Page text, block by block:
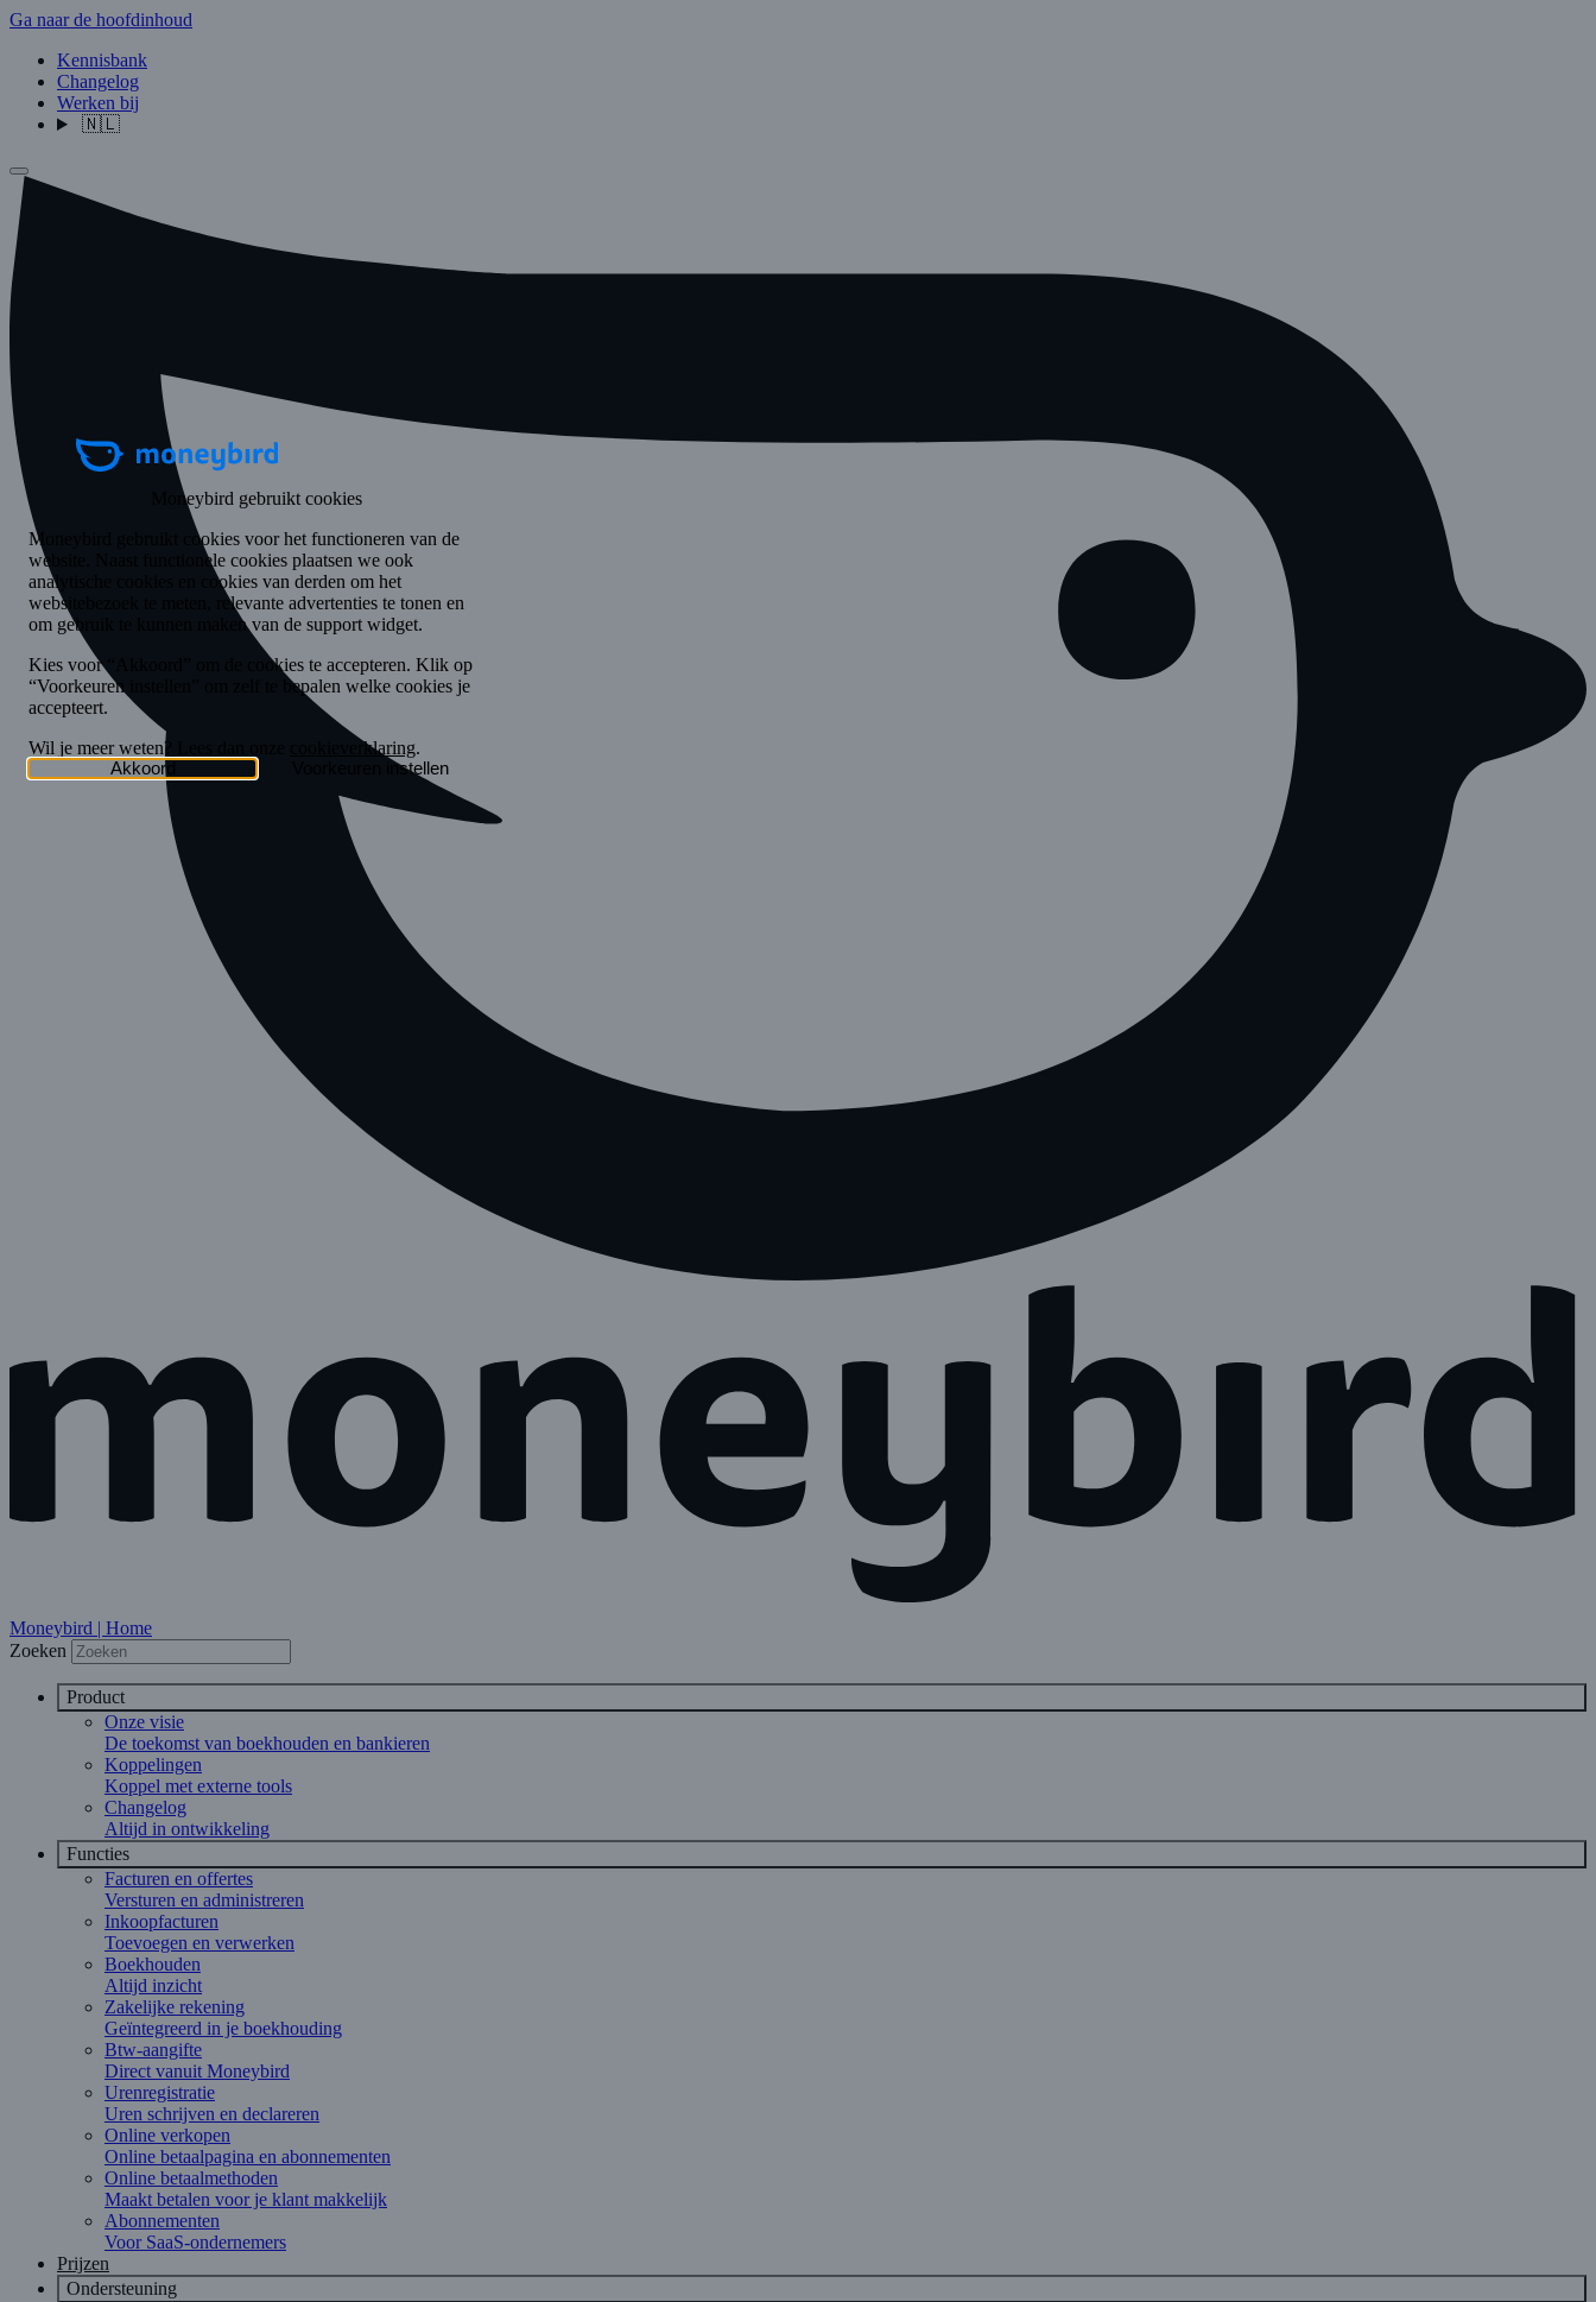
Ga naar de hoofdinhoud
Kennisbank
Changelog
Werken bij
🇳🇱
Moneybird | Home
Zoeken
Product
Onze visie
De toekomst van boekhouden en bankieren
Koppelingen
Koppel met externe tools
Changelog
Altijd in ontwikkeling
Functies
Facturen en offertes
Versturen en administreren
Inkoopfacturen
Toevoegen en verwerken
Boekhouden
Altijd inzicht
Zakelijke rekening
Geïntegreerd in je boekhouding
Btw-aangifte
Direct vanuit Moneybird
Urenregistratie
Uren schrijven en declareren
Online verkopen
Online betaalpagina en abonnementen
Online betaalmethoden
Maakt betalen voor je klant makkelijk
Abonnementen
Voor SaaS-ondernemers
Prijzen
Ondersteuning